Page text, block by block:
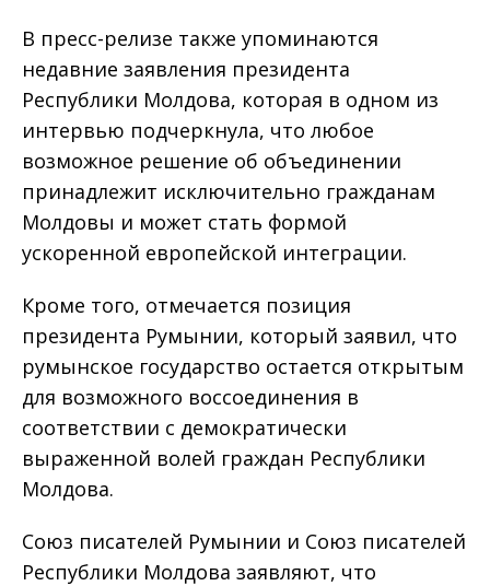
В пресс-релизе также упоминаются
недавние заявления президента
Республики Молдова, которая в одном из
интервью подчеркнула, что любое
возможное решение об объединении
принадлежит исключительно гражданам
Молдовы и может стать формой
ускоренной европейской интеграции.
Кроме того, отмечается позиция
президента Румынии, который заявил, что
румынское государство остается открытым
для возможного воссоединения в
соответствии с демократически
выраженной волей граждан Республики
Молдова.
Союз писателей Румынии и Союз писателей
Республики Молдова заявляют, что